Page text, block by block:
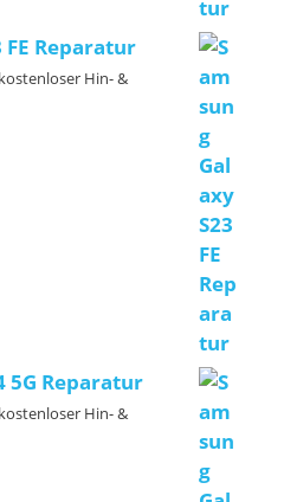
FE Reparatur
Hin- &
5G Reparatur
Hin- &